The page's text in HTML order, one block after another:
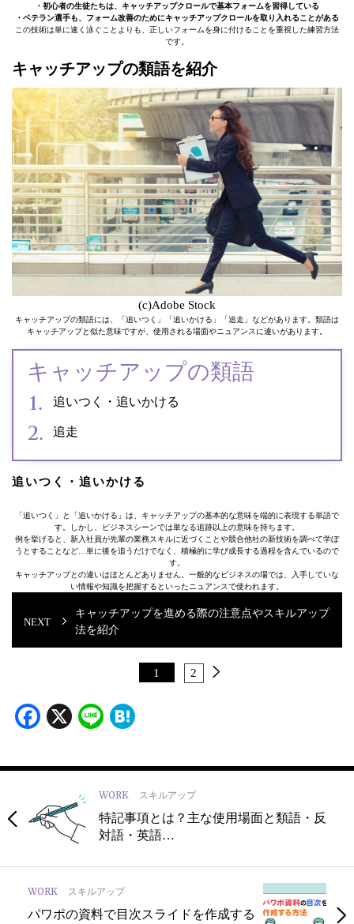
・初心者の生徒たちは、キャッチアップクロールで基本フォームを習得している
・ベテラン選手も、フォーム改善のためにキャッチアップクロールを取り入れることがある
この技術は単に速く泳ぐことよりも、正しいフォームを身に付けることを重視した練習方法
です。
キャッチアップの類語を紹介
(c)Adobe Stock
キャッチアップの類語には、「追いつく」「追いかける」「追走」などがあります。類語は
キャッチアップと似た意味ですが、使用される場面やニュアンスに違いがあります。
キャッチアップの類語
追いつく・追いかける
追走
追いつく・追いかける
「追いつく」と「追いかける」は、キャッチアップの基本的な意味を端的に表現する単語で
す。しかし、ビジネスシーンでは単なる追跡以上の意味を持ちます。
例を挙げると、新入社員が先輩の業務スキルに近づくことや競合他社の新技術を調べて学ぼ
うとすることなど…単に後を追うだけでなく、積極的に学び成長する過程を含んでいるので
す。
キャッチアップとの違いはほとんどありません。一般的なビジネスの場では、入手していな
い情報や知識を把握するといったニュアンスで使われます。
キャッチアップを進める際の注意点やスキルアップ
法を紹介
1 2
Facebook
X Line
WORK スキルアップ
特記事項とは？主な使用場面と類語・反
対語・英語…
WORK スキルアップ
パワポの資料で目次スライドを作成する